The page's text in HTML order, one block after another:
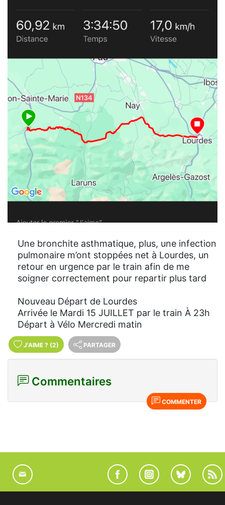
Une bronchite asthmatique, plus, une infection
pulmonaire m’ont stoppées net à Lourdes, un
retour en urgence par le train afin de me
soigner correctement pour repartir plus tard
Nouveau Départ de Lourdes
Arrivée le Mardi 15 JUILLET par le train À 23h
Départ à Vélo Mercredi matin
J'AIME ? (2) PARTAGER
Commentaires
COMMENTER